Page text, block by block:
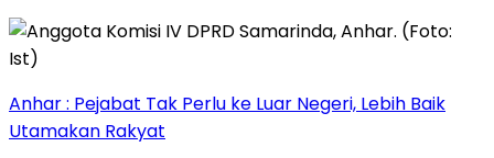
Anhar : Pejabat Tak Perlu ke Luar Negeri, Lebih Baik
Utamakan Rakyat